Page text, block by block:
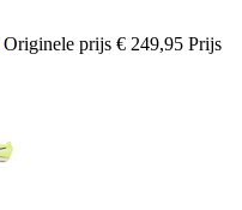
Originele prijs € 249,95 Prijs